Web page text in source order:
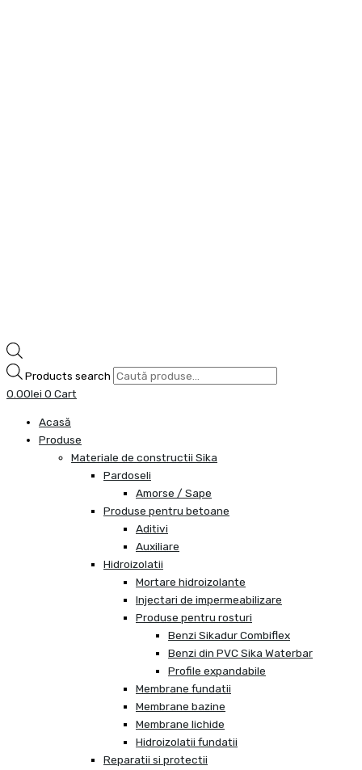
Products search
0.00lei 0 Cart
Acasă
Produse
Materiale de constructii Sika
Pardoseli
Amorse / Sape
Produse pentru betoane
Aditivi
Auxiliare
Hidroizolatii
Mortare hidroizolante
Injectari de impermeabilizare
Produse pentru rosturi
Benzi Sikadur Combiflex
Benzi din PVC Sika Waterbar
Profile expandabile
Membrane fundatii
Membrane bazine
Membrane lichide
Hidroizolatii fundatii
Reparatii si protectii